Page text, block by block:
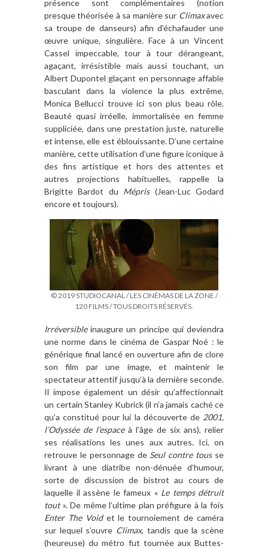
présence sont complémentaires (notion
presque théorisée à sa manière sur Climaxavec
sa troupe de danseurs) afin d’échafauder une
œuvre unique, singulière. Face à un Vincent
Cassel impeccable, tour à tour dérangeant,
agaçant, irrésistible mais aussi touchant, un
Albert Dupontel glaçant en personnage affable
basculant dans la violence la plus extrême,
Monica Bellucci trouve ici son plus beau rôle.
Beauté quasi irréelle, immortalisée en femme
suppliciée, dans une prestation juste, naturelle
et intense, elle est éblouissante. D’une certaine
manière, cette utilisation d’une figure iconique à
des fins artistique et hors des attentes et
autres projections habituelles, rappelle la
Brigitte Bardot du Mépris(Jean-Luc Godard
encore et toujours).
© 2019 STUDIOCANAL / LES CINÉMAS DE LA ZONE /
120 FILMS / TOUS DROITS RÉSERVÉS.
Irréversibleinaugure un principe qui deviendra
une norme dans le cinéma de Gaspar Noé : le
générique final lancé en ouverture afin de clore
son film par une image, et maintenir le
spectateur attentif jusqu’à la dernière seconde.
Il impose également un désir qu’affectionnait
un certain Stanley Kubrick (il n’a jamais caché ce
qu’a constitué pour lui la découverte de 2001,
l’Odyssée de l’espaceà l’âge de six ans), relier
ses réalisations les unes aux autres. Ici, on
retrouve le personnage de Seul contre tousse
livrant à une diatribe non-dénuée d’humour,
sorte de discussion de bistrot au cours de
laquelle il assène le fameux « Le temps détruit
tout». De même l’ultime plan préfigure à la fois
Enter The Voidet le tournoiement de caméra
sur lequel s’ouvre Climax, tandis que la scène
(heureuse) du métro fut tournée aux Buttes-